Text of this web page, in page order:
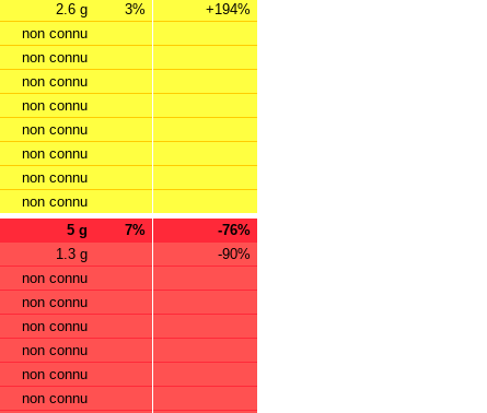
2.6 g 3%
+194%
non connu
non connu
non connu
non connu
non connu
non connu
non connu
non connu
5 g 7%
-76%
1.3 g
-90%
non connu
non connu
non connu
non connu
non connu
non connu